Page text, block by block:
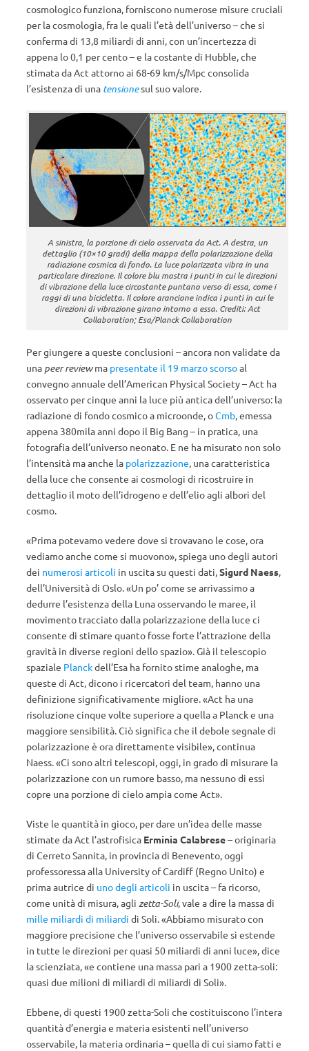
cosmologico funziona, forniscono numerose misure cruciali
per la cosmologia, fra le quali l’età dell’universo – che si
conferma di 13,8 miliardi di anni, con un’incertezza di
appena lo 0,1 per cento – e la costante di Hubble, che
stimata da Act attorno ai 68-69 km/s/Mpc consolida
l’esistenza di una tensionesul suo valore.
A sinistra, la porzione di cielo osservata da Act. A destra, un
dettaglio (10×10 gradi) della mappa della polarizzazione della
radiazione cosmica di fondo. La luce polarizzata vibra in una
particolare direzione. Il colore blu mostra i punti in cui le direzioni
di vibrazione della luce circostante puntano verso di essa, come i
raggi di una bicicletta. Il colore arancione indica i punti in cui le
direzioni di vibrazione girano intorno a essa. Crediti: Act
Collaboration; Esa/Planck Collaboration
Per giungere a queste conclusioni – ancora non validate da
una peer reviewma presentate il 19 marzo scorsoal
convegno annuale dell’American Physical Society – Act ha
osservato per cinque anni la luce più antica dell’universo: la
radiazione di fondo cosmico a microonde, oCmb, emessa
appena 380mila anni dopo il Big Bang – in pratica, una
fotografia dell’universo neonato. E ne ha misurato non solo
l’intensità ma anche la polarizzazione, una caratteristica
della luce che consente ai cosmologi di ricostruire in
dettaglio il moto dell’idrogeno e dell’elio agli albori del
cosmo.
«Prima potevamo vedere dove si trovavano le cose, ora
vediamo anche come si muovono», spiega uno degli autori
dei numerosi articoli in uscita su questi dati,Sigurd Naess,
dell’Università di Oslo. «Un po’ come se arrivassimo a
dedurre l’esistenza della Luna osservando le maree, il
movimento tracciato dalla polarizzazione della luce ci
consente di stimare quanto fosse forte l’attrazione della
gravità in diverse regioni dello spazio». Già il telescopio
spaziale Planckdell’Esa ha fornito stime analoghe, ma
queste di Act, dicono i ricercatori del team, hanno una
definizione significativamente migliore. «Act ha una
risoluzione cinque volte superiore a quella a Planck e una
maggiore sensibilità. Ciò significa che il debole segnale di
polarizzazione è ora direttamente visibile», continua
Naess. «Ci sono altri telescopi, oggi, in grado di misurare la
polarizzazione con un rumore basso, ma nessuno di essi
copre una porzione di cielo ampia come Act».
Viste le quantità in gioco, per dare un’idea delle masse
stimate da Act l’astrofisica Erminia Calabrese– originaria
di Cerreto Sannita, in provincia di Benevento, oggi
professoressa alla University of Cardiff (Regno Unito) e
prima autrice di uno degli articoli in uscita – fa ricorso,
come unità di misura, agli zetta-Soli, vale a dire la massa di
mille miliardi di miliardi di Soli. «Abbiamo misurato con
maggiore precisione che l’universo osservabile si estende
in tutte le direzioni per quasi 50 miliardi di anni luce», dice
la scienziata, «e contiene una massa pari a 1900 zetta-soli:
quasi due milioni di miliardi di miliardi di Soli».
Ebbene, di questi 1900 zetta-Soli che costituiscono l’intera
quantità d’energia e materia esistenti nell’universo
osservabile, la materia ordinaria – quella di cui siamo fatti e